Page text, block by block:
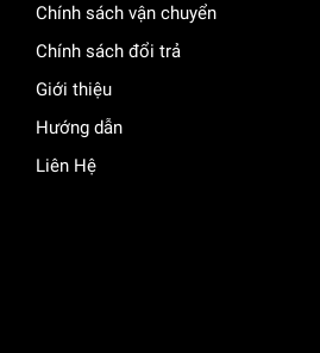
Chính sách vận chuyển
Chính sách đổi trả
Giới thiệu
Hướng dẫn
Liên Hệ